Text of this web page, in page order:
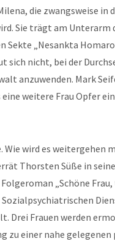
die zwangsweise in
Sie trägt am Unterarm
Sekte „Nesankta
sich nicht, bei der
anzuwenden. Mark
weitere Frau Opfer
Wie wird es weitergehen
Thorsten Süße in
„Schöne
Drei Frauen werden
zu einer nahe